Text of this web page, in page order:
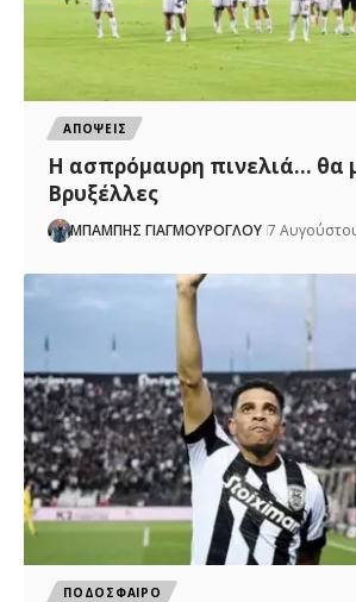
ΑΠΟΨΕΙΣ
Η ασπρόμαυρη πινελιά… θα
Βρυξέλλες
ΜΠΑΜΠΗΣ ΓΙΑΓΜΟΥΡΟΓΛΟΥ 7
ΠΟΔΟΣΦΑΙΡΟ